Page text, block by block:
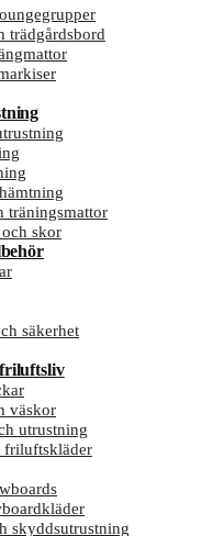
trädgårdsbord
träningsmattor
skor
säkerhet
väskor
utrustning
friluftskläder
skyddsutrustning